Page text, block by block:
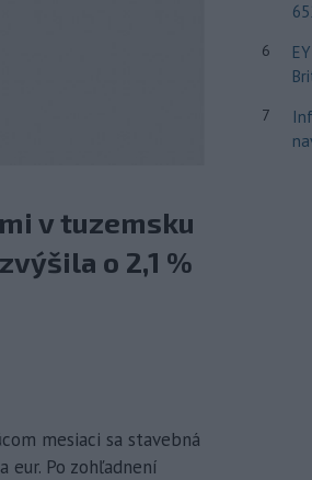
v tuzemsku
o 2,1 %
mesiaci sa stavebná
eur. Po zohľadnení
6
7